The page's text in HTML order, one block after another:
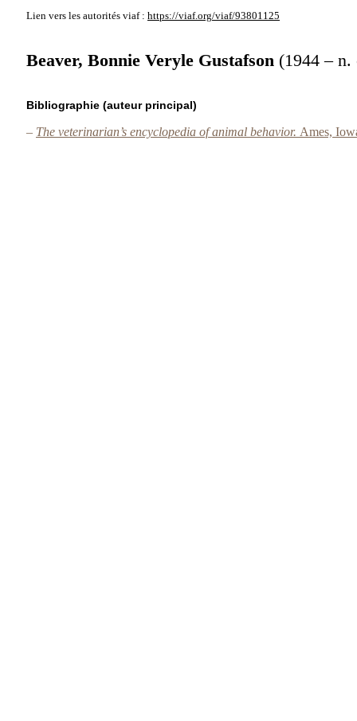
Lien vers les autorités viaf : https://viaf.org/viaf/93801125
Beaver, Bonnie Veryle Gustafson (1944 – n.
Bibliographie (auteur principal)
– The veterinarian’s encyclopedia of animal behavior. Ames,